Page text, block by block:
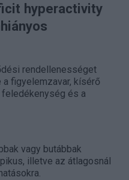
hyperactivity
rendellenességet
figyelemzavar, kísérő
és a
vagy butábbak
illetve az átlagosnál